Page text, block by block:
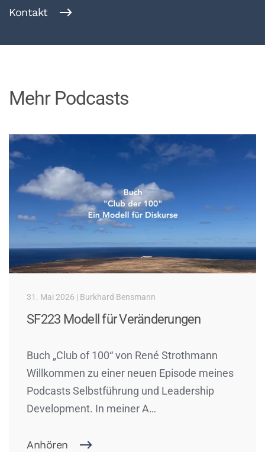
Kontakt
Mehr Podcasts
31. Mai 2026 | Burkhard Bensmann
SF223 Modell für Veränderungen
Buch „Club of 100“ von René Strothmann
Willkommen zu einer neuen Episode meines
Podcasts Selbstführung und Leadership
Development. In meiner A…
Anhören